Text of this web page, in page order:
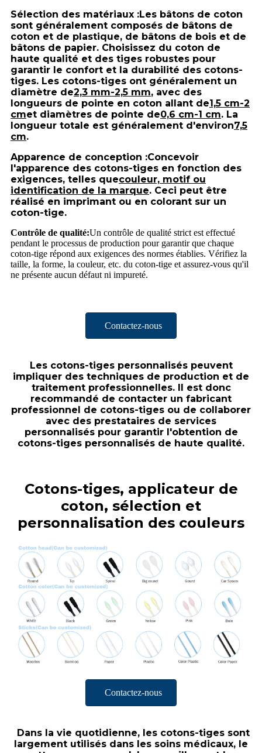
Sélection des matériaux :Les bâtons de coton
sont généralement composés de bâtons de
coton et de plastique, de bâtons de bois et de
bâtons de papier. Choisissez du coton de
haute qualité et des tiges robustes pour
garantir le confort et la durabilité des cotons-
tiges. Les cotons-tiges ont généralement un
diamètre de2,3 mm-2,5 mm, avec des
longueurs de pointe en coton allant de1,5 cm-2
cmet diamètres de pointe de0,6 cm-1 cm. La
longueur totale est généralement d'environ7,5
cm.
Apparence de conception :Concevoir
l'apparence des cotons-tiges en fonction des
exigences, telles quecouleur, motif ou
identification de la marque. Ceci peut être
réalisé en imprimant ou en colorant sur un
coton-tige.
Contrôle de qualité:Un contrôle de qualité strict est effectué
pendant le processus de production pour garantir que chaque
coton-tige répond aux exigences des normes établies. Vérifiez la
taille, la forme, la couleur, etc. du coton-tige et assurez-vous qu'il
ne présente aucun défaut ni impureté.
Contactez-nous
Les cotons-tiges personnalisés peuvent
impliquer des techniques de production et de
traitement professionnelles. Il est donc
recommandé de contacter un fabricant
professionnel de cotons-tiges ou de collaborer
avec des prestataires de services
personnalisés pour garantir l'obtention de
cotons-tiges personnalisés de haute qualité.
Cotons-tiges, applicateur de
coton, sélection et
personnalisation des couleurs
Contactez-nous
Dans la vie quotidienne, les cotons-tiges sont
largement utilisés dans les soins médicaux, le